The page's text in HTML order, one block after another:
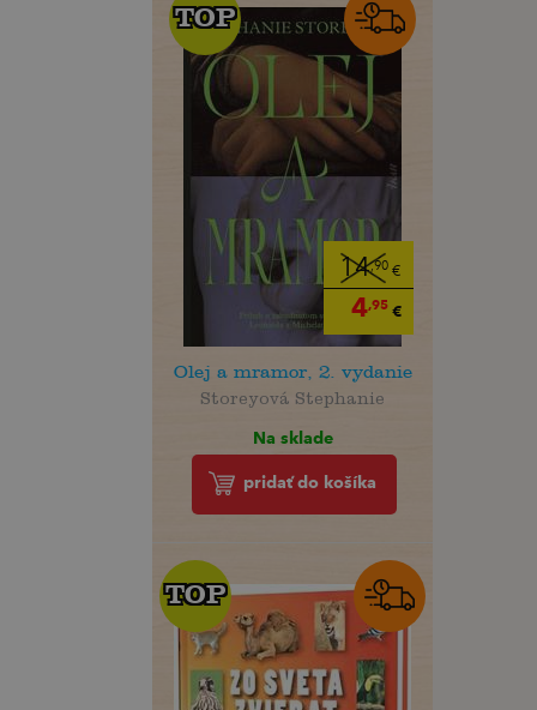
14,90€
4,95€
TOP
TOP
Olej a mramor, 2. vydanie
Storeyová Stephanie
Na sklade
pridať do košíka
TOP
TOP